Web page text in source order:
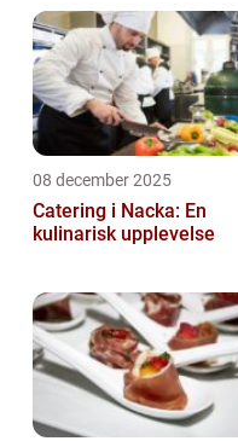
08 december 2025
Catering i Nacka: En
kulinarisk upplevelse